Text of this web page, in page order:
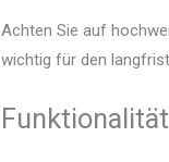
Achten Sie auf
wichtig für den